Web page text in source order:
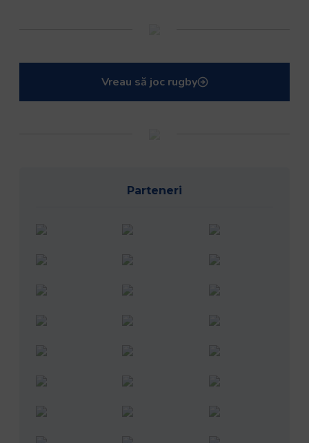
Vreau să joc rugby
Parteneri